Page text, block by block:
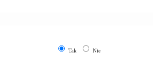
Tak Nie